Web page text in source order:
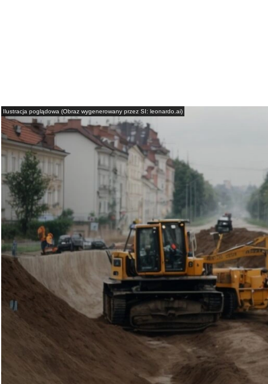
Ilustracja poglądowa (Obraz wygenerowany przez SI: leonardo.ai)